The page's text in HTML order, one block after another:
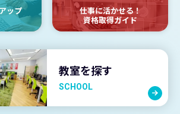
ップ
仕事に活かせる！
資格取得ガイド
教室を探す
SCHOOL